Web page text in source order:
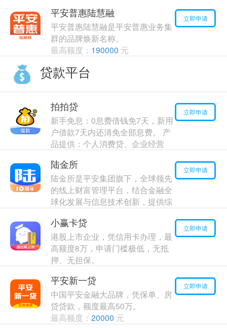
最高额度：20000元
年利率：6.00%
平安普惠陆慧融
平安普惠陆慧融是平安普惠业务集
群的品牌焕新名称。
最高额度： 190000 元
立即申请
贷款平台
拍拍贷
新手免息：0息费借钱免7天，新用
户借款7天内还清免全部息费。 产
品提供：个人消费贷、企业经营
最高额度：
年利率：10.00%
立即申请
陆金所
陆金所是平安集团旗下，全球领先
的线上财富管理平台，结合金融全
球化发展与信息技术创新，提供综
服务
最高额度：120000元
年利率：3.00%
立即申请
小赢卡贷
港股上市企业，凭信用卡办理，最
高额度8万，申请门槛极低，无抵
押、无担保。
年利率：15.00%
立即申请
平安新一贷
中国平安金融大品牌，凭保单、房
贷贷款，额度最高50万。
最高额度： 20000 元
立即申请